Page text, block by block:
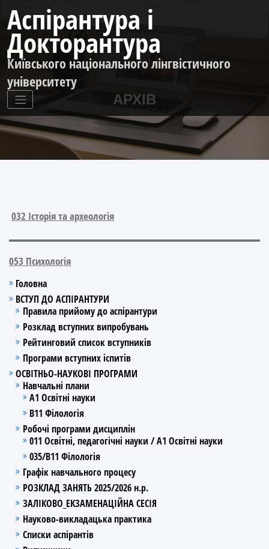
контенту
Аспірантура і
Докторантура
Київського національного лінгвістичного
університету
АРХІВ
032 Історія та археологія
053 Психологія
Головна
ВСТУП ДО АСПІРАНТУРИ
Правила прийому до аспірантури
Розклад вступних випробувань
Рейтинговий список вступників
Програми вступних іспитів
ОСВІТНЬО-НАУКОВІ ПРОГРАМИ
Навчальні плани
А1 Освітні науки
В11 Філологія
Робочі програми дисциплін
011 Освітні, педагогічні науки / А1 Освітні науки
035/В11 Філологія
Графік навчального процесу
РОЗКЛАД ЗАНЯТЬ 2025/2026 н.р.
ЗАЛІКОВО_ЕКЗАМЕНАЦІЙНА СЕСІЯ
Науково-викладацька практика
Списки аспірантів